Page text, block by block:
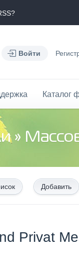
Войти
Каталог
»
Добавить
Privat